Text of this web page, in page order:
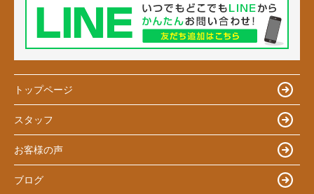
トップページ
スタッフ
お客様の声
ブログ